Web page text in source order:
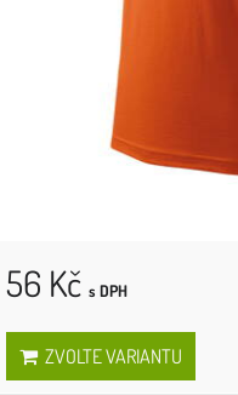
56 Kč s DPH
ZVOLTE VARIANTU